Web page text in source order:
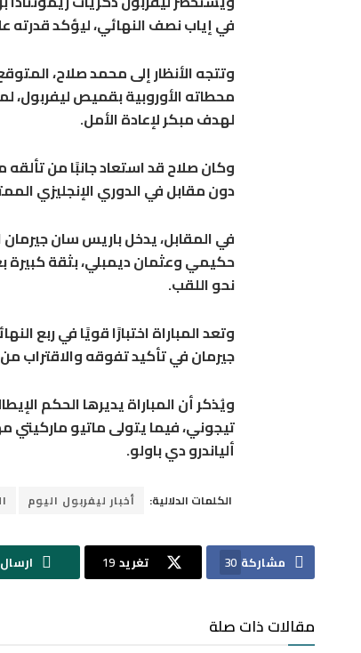
في إياب نصف النهائي، ليؤكد قدرته
وتتجه الأنظار إلى محمد صلاح،
محطاته الأوروبية بقميص
لهدف مبكر لإعادة الأمل.
وكان صلاح قد استعاد جانبًا من
دون مقابل في الدوري الإنجليزي
في المقابل، يدخل باريس سان
حكيمي وعثمان ديمبلي، بثقة كبيرة
نحو اللقب.
وتعد المباراة اختبارًا قويًا في ربع
جيرمان في تأكيد تفوقه والاقتراب
ويُذكر أن المباراة يديرها الحكم
تيجوني، فيما يتولى ماتيو ماركيتي
ألياندرو دي باولو.
الكلمات الدلالية: أخبار ليفربول اليوم
مشاركة 30 تغريد 19 ارسال
مقالات ذات صلة